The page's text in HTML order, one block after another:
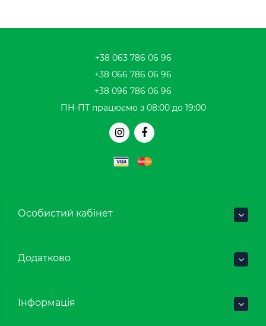
+38 063 786 06 96
+38 066 786 06 96
+38 096 786 06 96
ПН-ПТ працюємо з 08:00 до 19:00
Особистий кабінет
Додатково
Інформація